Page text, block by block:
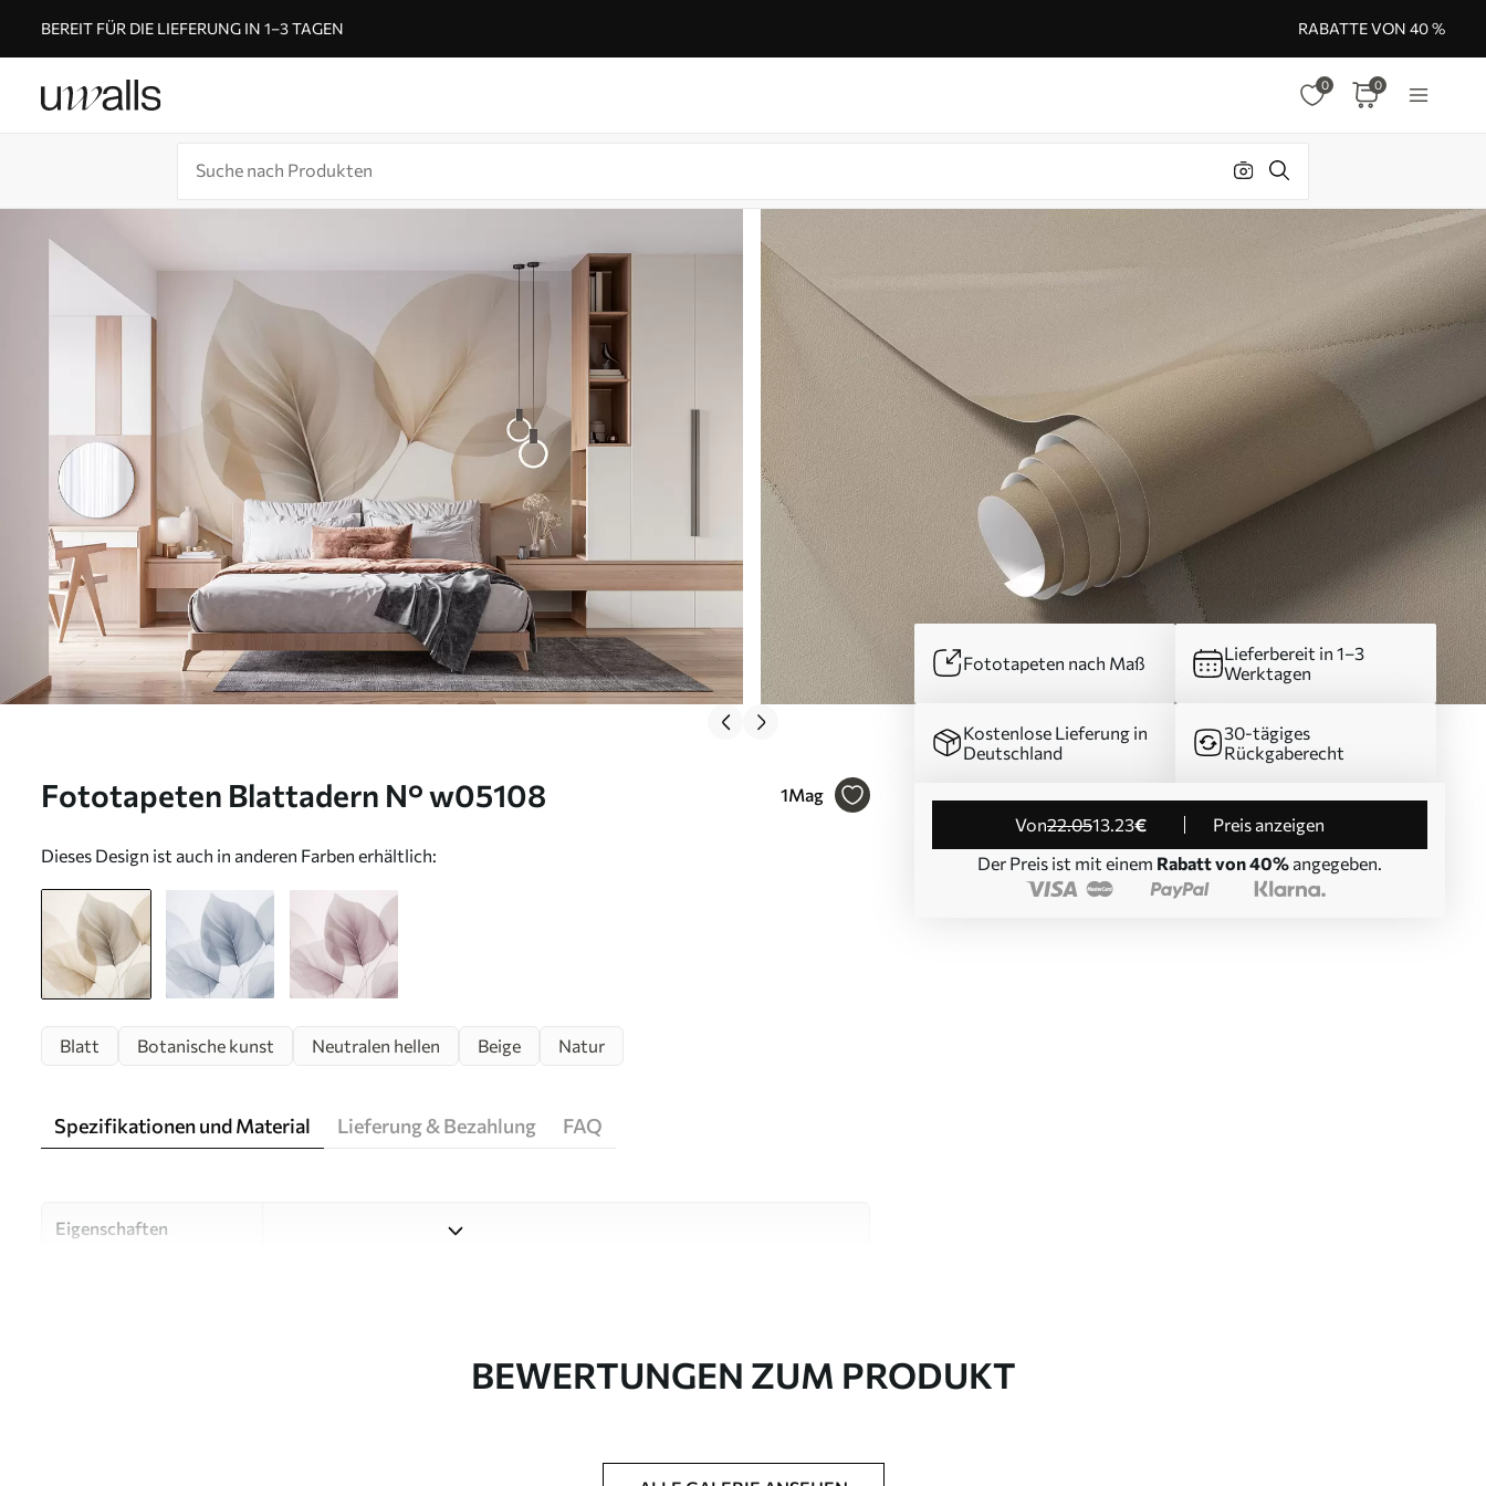
BEREIT FÜR DIE LIEFERUNG IN 1–3 TAGEN RABATTE VON 40 %
0 0
Fototapeten Blattadern N° w05108 1Mag
Dieses Design ist auch in anderen Farben erhältlich:
Fototapeten nach Maß
Lieferbereit in 1–3
Werktagen
Kostenlose Lieferung in
Deutschland
30-tägiges
Rückgaberecht
von22.0513.23€
Preis anzeigen
Der Preis ist mit einem Rabatt von 40% angegeben.
Blatt Botanische kunst Neutralen hellen Beige Natur
Spezifikationen und Material Lieferung & Bezahlung FAQ
Eigenschaften
BEWERTUNGEN ZUM PRODUKT